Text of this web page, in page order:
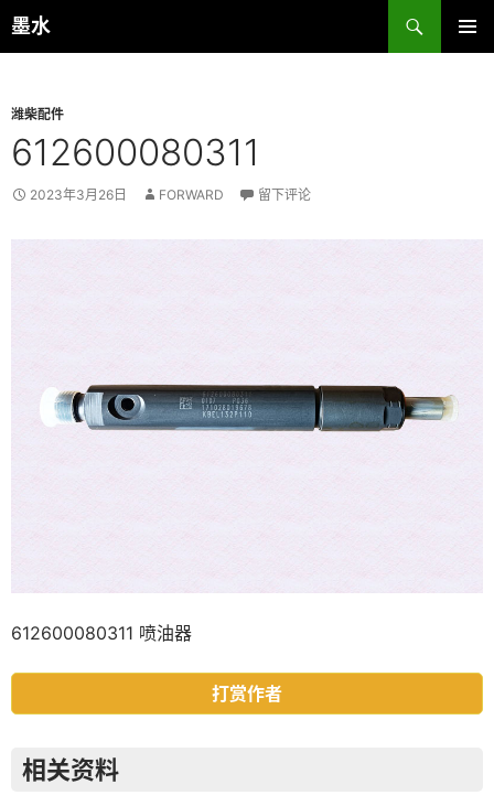
跳
至
墨水
搜
索
潍柴配件
612600080311
2023年3月26日 FORWARD 留下评论
612600080311 喷油器
打赏作者
相关资料